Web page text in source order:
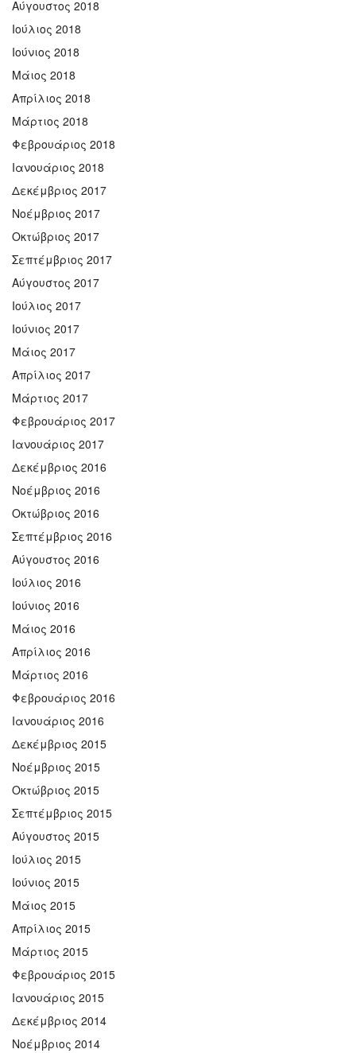
Αύγουστος 2018
Ιούλιος 2018
Ιούνιος 2018
Μάιος 2018
Απρίλιος 2018
Μάρτιος 2018
Φεβρουάριος 2018
Ιανουάριος 2018
Δεκέμβριος 2017
Νοέμβριος 2017
Οκτώβριος 2017
Σεπτέμβριος 2017
Αύγουστος 2017
Ιούλιος 2017
Ιούνιος 2017
Μάιος 2017
Απρίλιος 2017
Μάρτιος 2017
Φεβρουάριος 2017
Ιανουάριος 2017
Δεκέμβριος 2016
Νοέμβριος 2016
Οκτώβριος 2016
Σεπτέμβριος 2016
Αύγουστος 2016
Ιούλιος 2016
Ιούνιος 2016
Μάιος 2016
Απρίλιος 2016
Μάρτιος 2016
Φεβρουάριος 2016
Ιανουάριος 2016
Δεκέμβριος 2015
Νοέμβριος 2015
Οκτώβριος 2015
Σεπτέμβριος 2015
Αύγουστος 2015
Ιούλιος 2015
Ιούνιος 2015
Μάιος 2015
Απρίλιος 2015
Μάρτιος 2015
Φεβρουάριος 2015
Ιανουάριος 2015
Δεκέμβριος 2014
Νοέμβριος 2014